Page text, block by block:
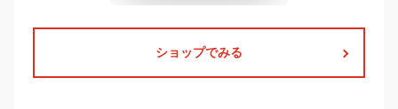
ショップでみる